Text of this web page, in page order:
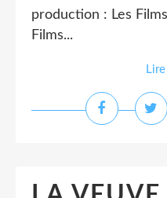
production : Les
Films...